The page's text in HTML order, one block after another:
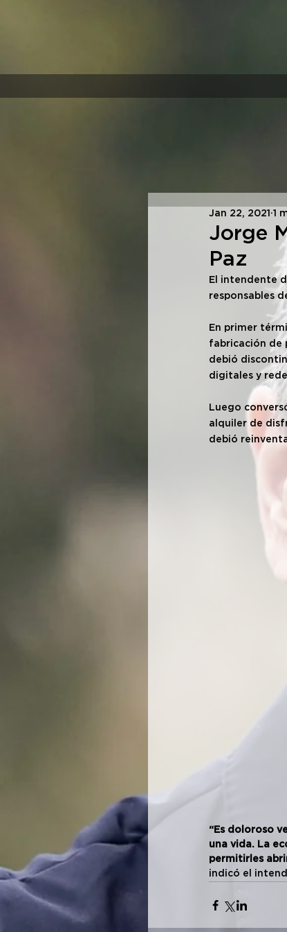
Jorge
Paz
Jan 22, 2021 1
El intendente
responsables
En primer
fabricación de
debió
digitales y
Luego
alquiler de
debió
“Es doloroso
una vida. La
permitirles
indicó el